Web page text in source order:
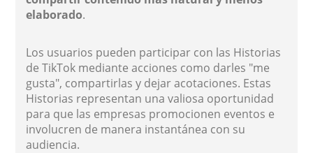
elaborado.
Los usuarios pueden participar con las Historias
de TikTok mediante acciones como darles "me
gusta", compartirlas y dejar acotaciones. Estas
Historias representan una valiosa oportunidad
para que las empresas promocionen eventos e
involucren de manera instantánea con su
audiencia.